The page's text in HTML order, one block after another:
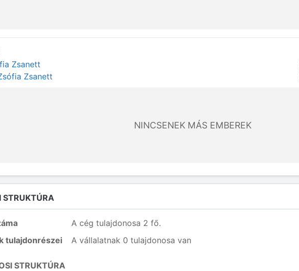
Zsanett
Zsanett
NINCSENEK MÁS EMBEREK
A cég tulajdonosa 2 fő.
tulajdonrészei
A vállalatnak 0 tulajdonosa van
STRUKTÚRA